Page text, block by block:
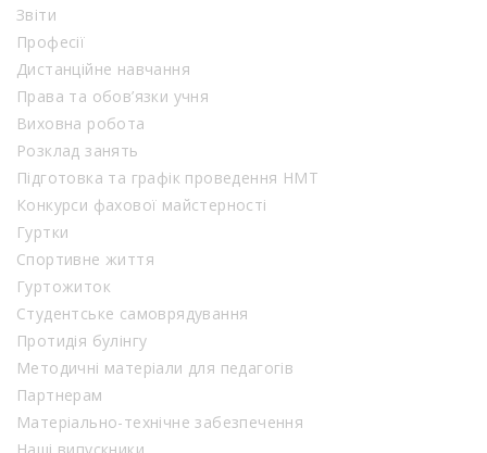
Звіти
Професії
Дистанційне навчання
Права та обов’язки учня
Виховна робота
Розклад занять
Підготовка та графік проведення НМТ
Конкурси фахової майстерності
Гуртки
Спортивне життя
Гуртожиток
Студентське самоврядування
Протидія булінгу
Методичні матеріали для педагогів
Партнерам
Матеріально-технічне забезпечення